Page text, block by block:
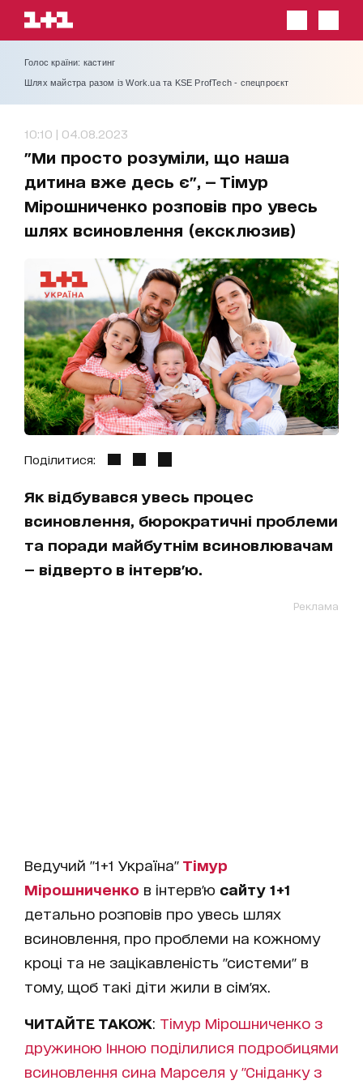
Голос країни: кастинг
Шлях майстра разом із Work.ua та KSE ProfTech - спецпроєкт
10:10 | 04.08.2023
"Ми просто розуміли, що наша
дитина вже десь є", — Тімур
Мірошниченко розповів про увесь
шлях всиновлення (ексклюзив)
Поділитися:
Як відбувався увесь процес
всиновлення, бюрократичні проблеми
та поради майбутнім всиновлювачам
— відверто в інтерв'ю.
Реклама
Ведучий "1+1 Україна" Тімур
Мірошниченко в інтерв'ю сайту 1+1
детально розповів про увесь шлях
всиновлення, про проблеми на кожному
кроці та не зацікавленість "системи" в
тому, щоб такі діти жили в сім'ях.
ЧИТАЙТЕ ТАКОЖ: Тімур Мірошниченко з
дружиною Інною поділилися подробицями
всиновлення сина Марселя у "Сніданку з